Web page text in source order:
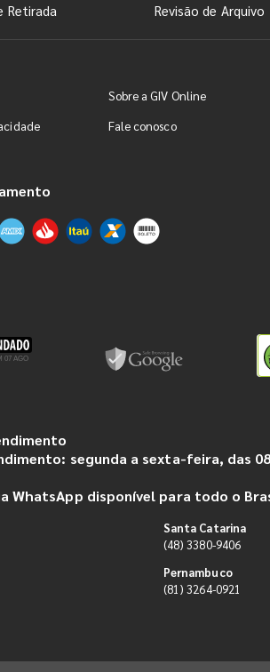
Retirada Revisão de Arquivo
Sobre a GIV Online
Fale conosco
segunda a sexta-feira, das
WhatsApp disponível para todo o
Santa Catarina
(48) 3380-9406
Pernambuco
(81) 3264-0921